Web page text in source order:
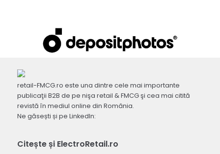
retail-FMCG.ro este una dintre cele mai importante
publicaţii B2B de pe nişa retail & FMCG şi cea mai citită
revistă în mediul online din România.
Ne găsești și pe LinkedIn:
Citește și ElectroRetail.ro